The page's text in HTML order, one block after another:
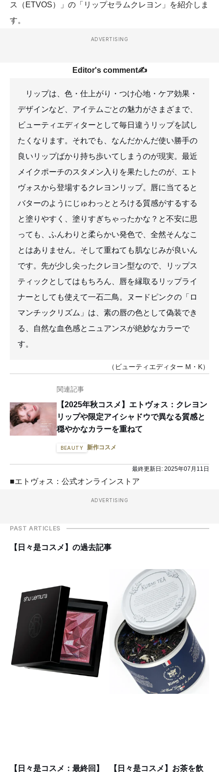
ス（ETVOS）」の「リップセラムクレヨン」を紹介しま
す。
ADVERTISING
Editor's comment✍️
リップは、色・仕上がり・つけ心地・ケア効果・
デザインなど、アイテムごとの魅力がさまざまで、
ビューティエディターとして毎日違うリップを試し
たくなります。それでも、なんだかんだ使い勝手の
良いリップばかり持ち歩いてしまうのが現実。最近
メイクポーチのスタメン入りを果たしたのが、エト
ヴォスから登場するクレヨンリップ。唇に当てると
バターのようにじゅわっととろける質感がするする
と塗りやすく、塗りすぎちゃったかな？と不安に思
っても、ふんわりと柔らかい発色で、全然そんなこ
とはありません。そして重ねても肌なじみが良いん
です。先が少し尖ったクレヨン型なので、リップス
ティックとしてはもちろん、唇を縁取るリップライ
ナーとしても使えて一石二鳥。ヌードピンクの「ロ
マンチックリズム」は、素の唇の色として偽装でき
る、自然な血色感とニュアンスが絶妙なカラーで
す。
（ビューティエディター M・K）
関連記事
【2025年秋コスメ】エトヴォス：クレヨン
リップや限定アイシャドウで異なる質感と
穏やかなカラーを重ねて
BEAUTY 新作コスメ
最終更新日: 2025年07月11日
■エトヴォス：公式オンラインストア
ADVERTISING
PAST ARTICLES
【日々是コスメ】の過去記事
【日々是コスメ：最終回】 【日々是コスメ】お茶を飲